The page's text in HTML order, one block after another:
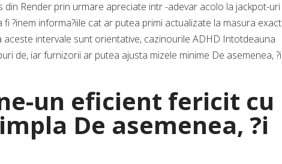
din Render prin urmare apreciate intr -adevar acolo la jackpot-uri
?inem informa?iile cat ar putea primi actualizate la masura exact
aceste intervale sunt orientative, cazinourile ADHD Intotdeauna
de, iar furnizorii ar putea ajusta mizele minime De asemenea, ?i
un eficient fericit cu
De asemenea, ?i